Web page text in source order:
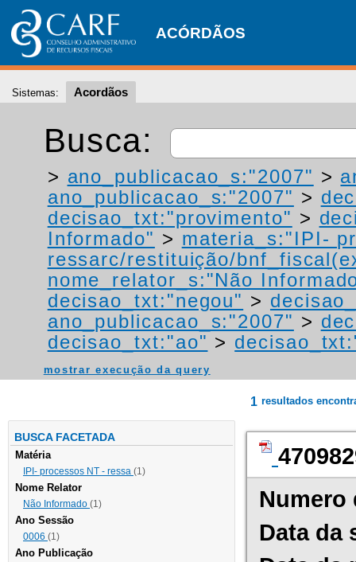
ACÓRDÃOS
Sistemas: Acordãos
Busca:
> ano_publicacao_s:"2007" >
ano_publicacao_s:"2007" >
decisao_txt:"provimento" >
Informado" > materia_s:"IPI-
ressarc/restituição/
nome_relator_s:"Não
decisao_txt:"negou" >
ano_publicacao_s:"2007" >
decisao_txt:"ao" >
mostrar execução da query
BUSCA FACETADA
Matéria
IPI- processos NT - ressa (1)
Nome Relator
Não Informado (1)
Ano Sessão
0006 (1)
Ano Publicação
1 resultados
Numero
Data da